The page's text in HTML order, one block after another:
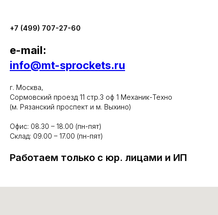
+7 (499) 707-27-60
e-mail:
info@mt-sprockets.ru
г. Москва,
Сормовский проезд 11 стр.3 оф 1 Механик-Техно
(м. Рязанский проспект и м. Выхино)
Офис: 08.30 – 18.00 (пн-пят)
Склад: 09.00 – 17.00 (пн-пят)
Работаем только с юр. лицами и ИП